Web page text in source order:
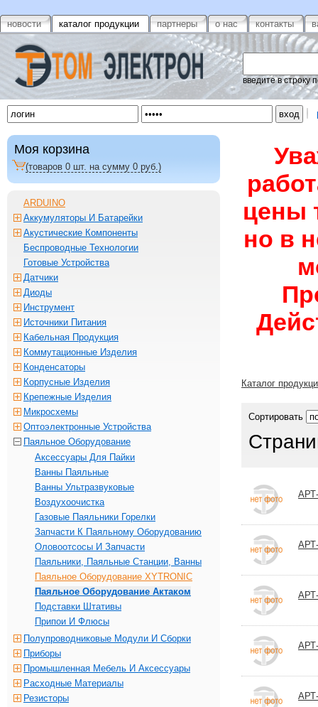
новости каталог продукции партнеры о нас контакты
введите в строку
цены
но в
Каталог
Сортировать
Моя корзина
(товаров 0 шт. на сумму 0 руб.)
ARDUINO
Аккумуляторы И Батарейки
Акустические Компоненты
Беспроводные Технологии
Готовые Устройства
Датчики
Диоды
Инструмент
Источники Питания
Кабельная Продукция
Коммутационные Изделия
Конденсаторы
Корпусные Изделия
Крепежные Изделия
Микросхемы
Оптоэлектронные Устройства
Паяльное Оборудование
Аксессуары Для Пайки
Ванны Паяльные
Ванны Ультразвуковые
Воздухоочистка
Газовые Паяльники Горелки
Запчасти К Паяльному Оборудованию
Оловоотсосы И Запчасти
Паяльники, Паяльные Станции, Ванны
Паяльное Оборудование XYTRONIC
Паяльное Оборудование Актаком
Подставки Штативы
Припои И Флюсы
Полупроводниковые Модули И Сборки
Приборы
Промышленная Мебель И Аксессуары
Расходные Материалы
Резисторы